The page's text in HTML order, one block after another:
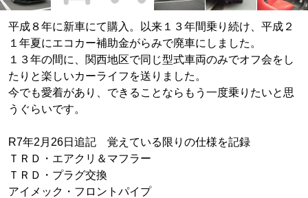
平成８年に新車にて購入。以来１３年間乗り続け、平成２
１年夏にエコカー補助金がらみで廃車にしました。
１３年の間に、関西地区で同じ型式車両のみでオフ会をし
たりと楽しいカーライフを送りました。
今でも愛着があり、できることならもう一度乗りたいと思
うぐらいです。
R7年2月26日追記 覚えている限りの仕様を記録
ＴＲＤ・エアクリ＆マフラー
ＴＲＤ・プラグ交換
アイメック・フロントパイプ